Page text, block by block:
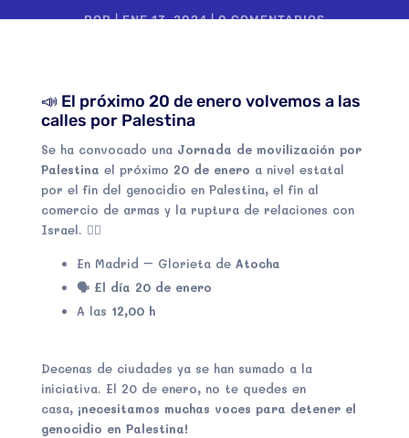
POR|ENE 13, 2024|0 COMENTARIOS
📣 El próximo 20 de enero volvemos a las
calles por Palestina
Se ha convocado una Jornada de movilización por
Palestina el próximo 20 de enero a nivel estatal
por el fin del genocidio en Palestina, el fin al
comercio de armas y la ruptura de relaciones con
Israel. 👇🏽
En Madrid – Glorieta de Atocha
🗣 El día 20 de enero
A las 12,00 h
Decenas de ciudades ya se han sumado a la
iniciativa. El 20 de enero, no te quedes en
casa, ¡necesitamos muchas voces para detener el
genocidio en Palestina!